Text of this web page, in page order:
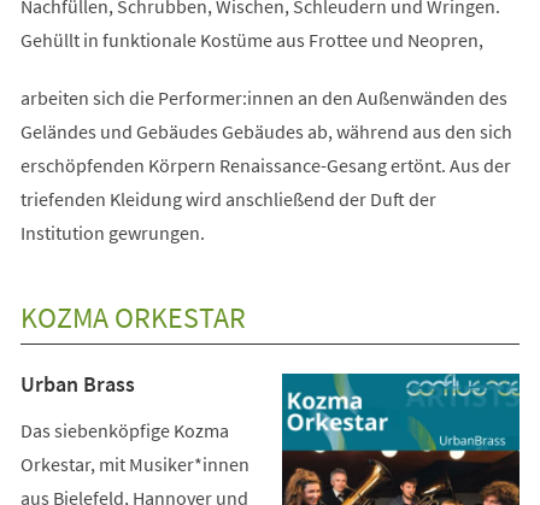
Nachfüllen, Schrubben, Wischen, Schleudern und Wringen.
Gehüllt in funktionale Kostüme aus Frottee und Neopren,
arbeiten sich die Performer:innen an den Außenwänden des
Geländes und Gebäudes Gebäudes ab, während aus den sich
erschöpfenden Körpern Renaissance-Gesang ertönt. Aus der
triefenden Kleidung wird anschließend der Duft der
Institution gewrungen.
KOZMA ORKESTAR
Urban Brass
Das siebenköpfige Kozma
Orkestar, mit Musiker*innen
aus Bielefeld, Hannover und